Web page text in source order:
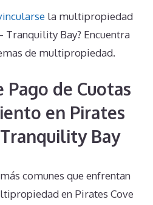
la multipropiedad
Tranquility Bay? Encuentra
de multipropiedad.
de Cuotas
en Pirates
Bay
comunes que enfrentan
en Pirates Cove